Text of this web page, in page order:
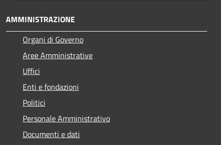
AMMINISTRAZIONE
Organi di Governo
Aree Amministrative
Uffici
Enti e fondazioni
Politici
Personale Amministrativo
Documenti e dati